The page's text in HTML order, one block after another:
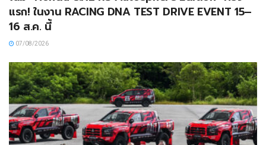
แรก! ในงาน RACING DNA TEST DRIVE EVENT 15–
16 ส.ค. นี้
07/08/2026